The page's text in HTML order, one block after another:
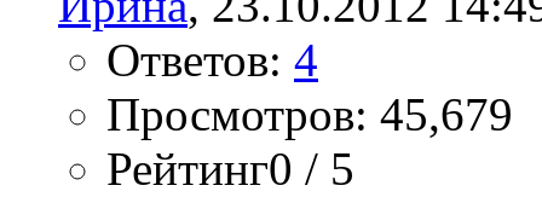
Ответов: 4
Просмотров: 45,679
Рейтинг0 / 5